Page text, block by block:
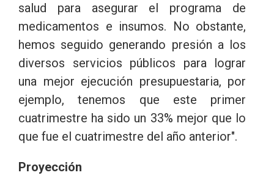
salud para asegurar el programa de
medicamentos e insumos. No obstante,
hemos seguido generando presión a los
diversos servicios públicos para lograr
una mejor ejecución presupuestaria, por
ejemplo, tenemos que este primer
cuatrimestre ha sido un 33% mejor que lo
que fue el cuatrimestre del año anterior".
Proyección